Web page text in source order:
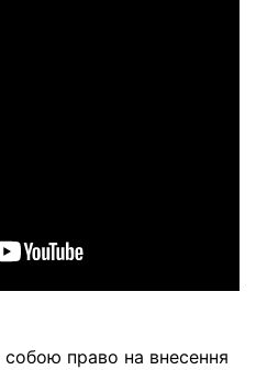
право на внесення